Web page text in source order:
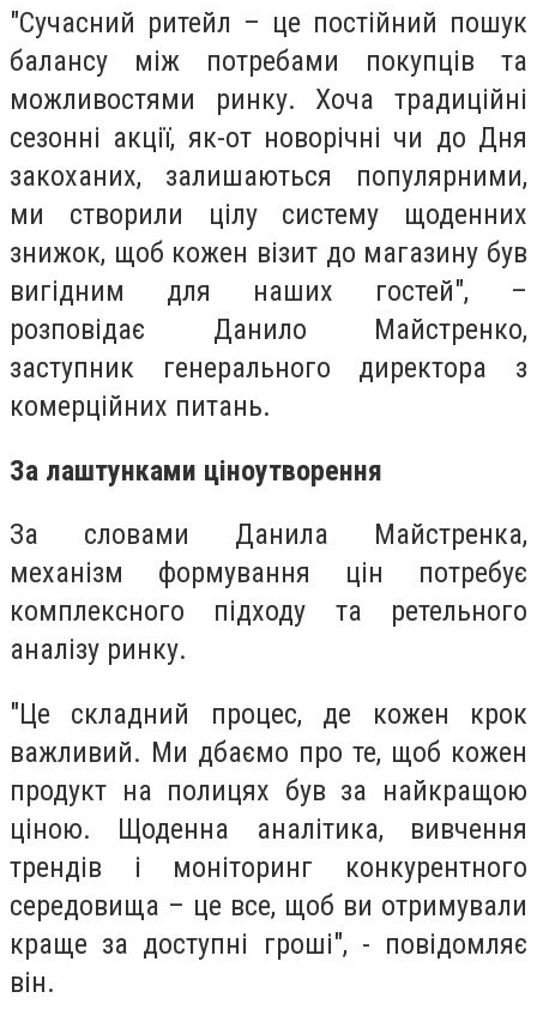
"Сучасний ритейл – це постійний пошук
балансу між потребами покупців та
можливостями ринку. Хоча традиційні
сезонні акції, як-от новорічні чи до Дня
закоханих, залишаються популярними,
ми створили цілу систему щоденних
знижок, щоб кожен візит до магазину був
вигідним для наших гостей", –
розповідає Данило Майстренко,
заступник генерального директора з
комерційних питань.
За лаштунками ціноутворення
За словами Данила Майстренка,
механізм формування цін потребує
комплексного підходу та ретельного
аналізу ринку.
"Це складний процес, де кожен крок
важливий. Ми дбаємо про те, щоб кожен
продукт на полицях був за найкращою
ціною. Щоденна аналітика, вивчення
трендів і моніторинг конкурентного
середовища – це все, щоб ви отримували
краще за доступні гроші", - повідомляє
він.